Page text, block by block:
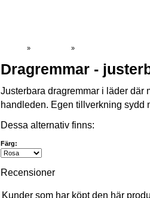
» »
Dragremmar -
Justerbara dragremmar i läder där
handleden. Egen tillverkning sydd
Dessa alternativ finns:
Färg:
Recensioner
Kunder som har köpt den här